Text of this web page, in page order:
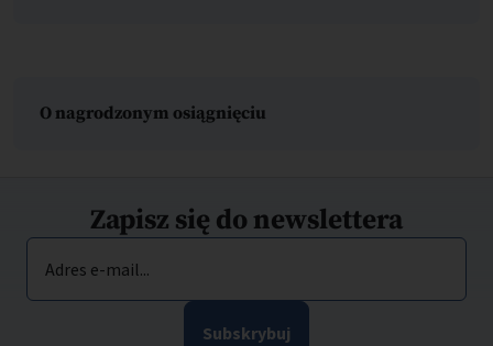
O nagrodzonym osiągnięciu
Zapisz się do newslettera
Adres e-mail...
Subskrybuj